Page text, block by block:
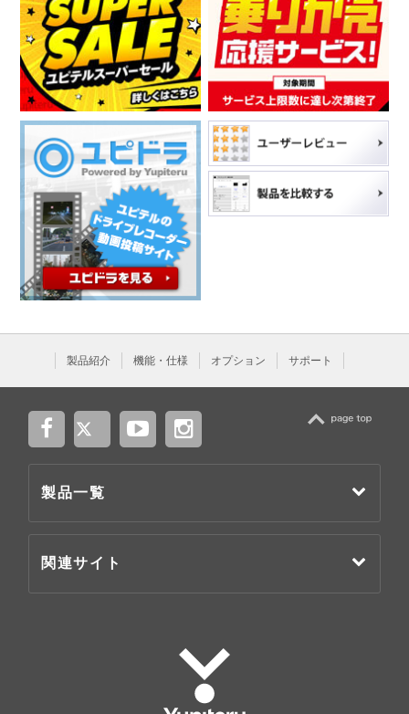
製品紹介 機能・仕様 オプション サポート
製品一覧
関連サイト